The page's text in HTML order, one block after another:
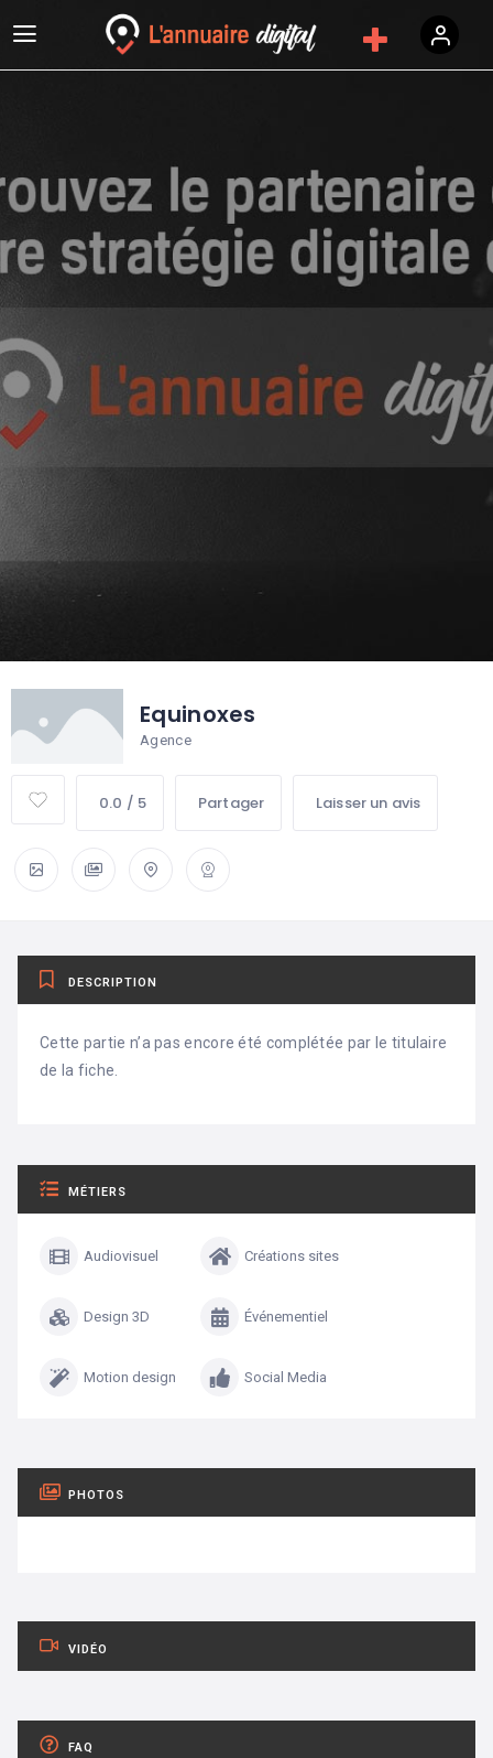
Equinoxes
Agence
0.0 / 5 Partager Laisser un avis
DESCRIPTION
Cette partie n’a pas encore été complétée par le titulaire
de la fiche.
MÉTIERS
Audiovisuel Créations sites
Design 3D Événementiel
Motion design Social Media
PHOTOS
VIDÉO
FAQ